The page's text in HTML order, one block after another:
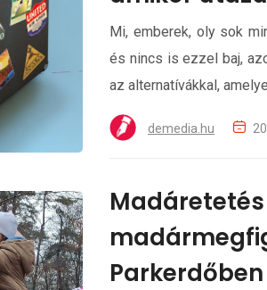
Mi, emberek, oly sok
és nincs is ezzel baj,
az alternatívákkal,
demedia.hu
Madáretetés
Parkerdőben